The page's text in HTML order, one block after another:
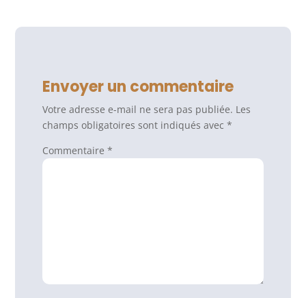
Envoyer un commentaire
Votre adresse e-mail ne sera pas publiée. Les
champs obligatoires sont indiqués avec*
Commentaire*